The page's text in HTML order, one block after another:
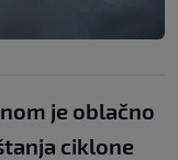
je oblačno
ciklone